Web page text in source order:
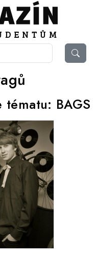
tématu: BAGS